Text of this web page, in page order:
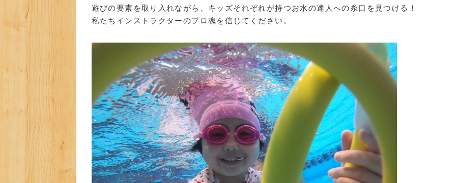
遊びの要素を取り入れながら、キッズそれぞれが持つお水の達人への糸口を見つける！
私たちインストラクターのプロ魂を信じてください。